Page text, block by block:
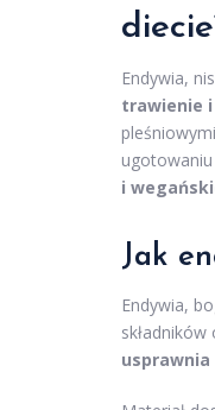
Endywia,
trawienie
i
Jak
Endywia,